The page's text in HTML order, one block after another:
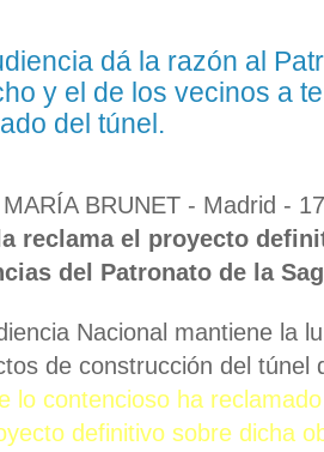
dá la razón al
y el de los vecinos a
del túnel.
BRUNET - Madrid -
reclama el proyecto
del Patronato de la
Nacional mantiene la
de construcción del túnel
lo contencioso ha
definitivo sobre dicha